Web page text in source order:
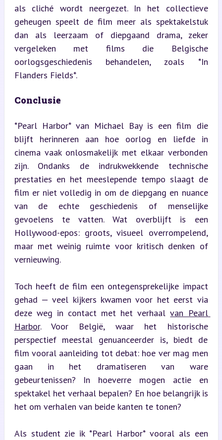
als cliché wordt neergezet. In het collectieve
geheugen speelt de film meer als spektakelstuk
dan als leerzaam of diepgaand drama, zeker
vergeleken met films die Belgische
oorlogsgeschiedenis behandelen, zoals *In
Flanders Fields*.
Conclusie
*Pearl Harbor* van Michael Bay is een film die
blijft herinneren aan hoe oorlog en liefde in
cinema vaak onlosmakelijk met elkaar verbonden
zijn. Ondanks de indrukwekkende technische
prestaties en het meeslepende tempo slaagt de
film er niet volledig in om de diepgang en nuance
van de echte geschiedenis of menselijke
gevoelens te vatten. Wat overblijft is een
Hollywood-epos: groots, visueel overrompelend,
maar met weinig ruimte voor kritisch denken of
vernieuwing.
Toch heeft de film een ontegensprekelijke impact
gehad — veel kijkers kwamen voor het eerst via
deze weg in contact met het verhaal van Pearl
Harbor. Voor België, waar het historische
perspectief meestal genuanceerder is, biedt de
film vooral aanleiding tot debat: hoe ver mag men
gaan in het dramatiseren van ware
gebeurtenissen? In hoeverre mogen actie en
spektakel het verhaal bepalen? En hoe belangrijk is
het om verhalen van beide kanten te tonen?
Als student zie ik *Pearl Harbor* vooral als een